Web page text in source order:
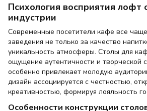
Психология восприятия лофт
индустрии
Современные посетители кафе все
заведения не только за качество
уникальность атмосферы. Столы для
ощущение аутентичности и творческой
особенно привлекает молодую
дизайн ассоциируется с честностью,
креативностью, формируя лояльность
Особенности конструкции